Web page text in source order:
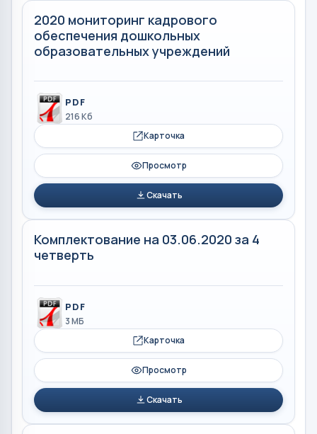
2020 мониторинг кадрового
обеспечения дошкольных
образовательных учреждений
PDF
216 Кб
Карточка
Просмотр
Скачать
Комплектование на 03.06.2020 за 4
четверть
PDF
3 МБ
Карточка
Просмотр
Скачать